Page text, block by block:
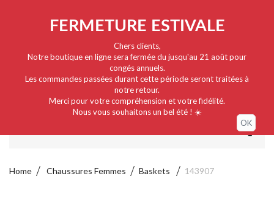
FERMETURE ESTIVALE
Chers clients,
Notre boutique en ligne sera fermée du jusqu'au 21 août pour
congés annuels.
Les commandes passées durant cette période seront traitées à
notre retour.
Merci pour votre compréhension et votre fidélité.
Nous vous souhaitons un bel été ! ☀️
OK
Home Chaussures Femmes Baskets 143907